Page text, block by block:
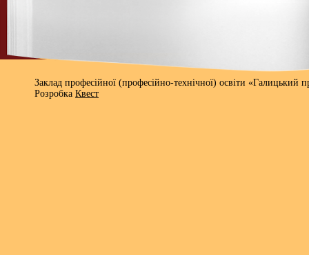
Заклад професійної (професійно-технічної) освіти
Розробка Квест